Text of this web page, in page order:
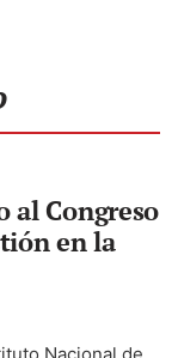
al Congreso
en la